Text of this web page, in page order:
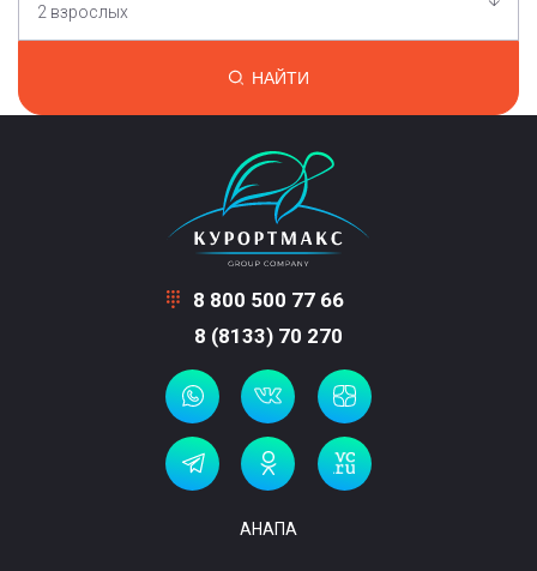
2 взрослых
НАЙТИ
8 800 500 77 66
8 (8133) 70 270
АНАПА